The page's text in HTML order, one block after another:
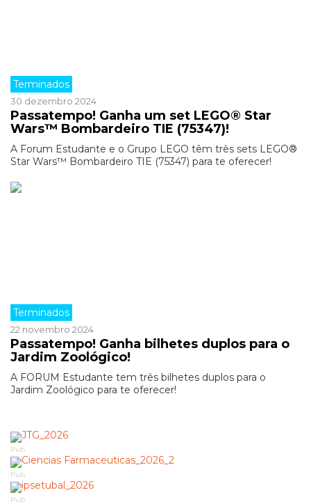
Terminados
30 dezembro 2024
Passatempo! Ganha um set LEGO® Star
Wars™ Bombardeiro TIE (75347)!
A Forum Estudante e o Grupo LEGO têm três sets LEGO®
Star Wars™ Bombardeiro TIE (75347) para te oferecer!
Terminados
22 novembro 2024
Passatempo! Ganha bilhetes duplos para o
Jardim Zoológico!
A FORUM Estudante tem três bilhetes duplos para o
Jardim Zoológico para te oferecer!
Pub
Pub
Pub